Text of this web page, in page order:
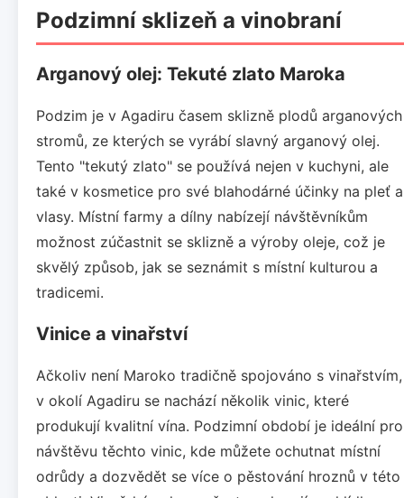
Podzimní sklizeň a vinobraní
Arganový olej: Tekuté zlato Maroka
Podzim je v Agadiru časem sklizně plodů arganových
stromů, ze kterých se vyrábí slavný arganový olej.
Tento "tekutý zlato" se používá nejen v kuchyni, ale
také v kosmetice pro své blahodárné účinky na pleť a
vlasy. Místní farmy a dílny nabízejí návštěvníkům
možnost zúčastnit se sklizně a výroby oleje, což je
skvělý způsob, jak se seznámit s místní kulturou a
tradicemi.
Vinice a vinařství
Ačkoliv není Maroko tradičně spojováno s vinařstvím,
v okolí Agadiru se nachází několik vinic, které
produkují kvalitní vína. Podzimní období je ideální pro
návštěvu těchto vinic, kde můžete ochutnat místní
odrůdy a dozvědět se více o pěstování hroznů v této